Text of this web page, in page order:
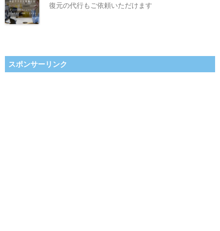
復元の代行もご依頼いただけます
スポンサーリンク